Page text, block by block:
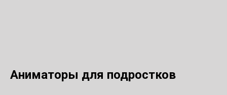
Аниматоры для подростков